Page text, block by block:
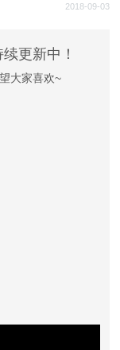
2018-09-03
更新中！
大家喜欢~